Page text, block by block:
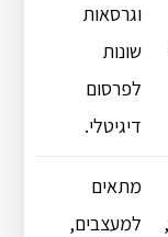
וגרסאות
שונות
לפרסום
דיגיטלי.
מתאים
למעצבים,